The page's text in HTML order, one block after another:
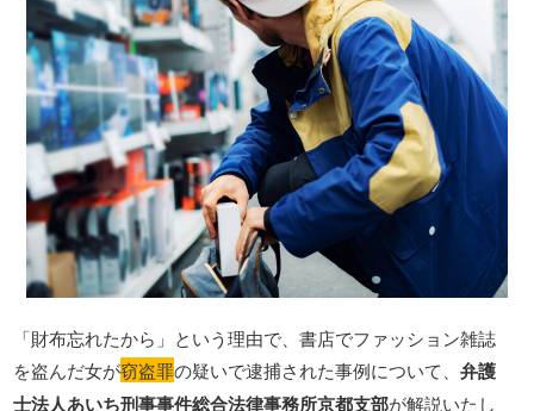
「財布忘れたから」という理由で、書店でファッション雑誌
を盗んだ女が窃盗罪の疑いで逮捕された事例について、弁護
士法人あいち刑事事件総合法律事務所京都支部が解説いたし